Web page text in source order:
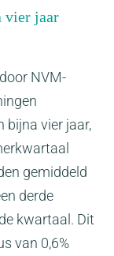
vier jaar
NVM-
bijna vier jaar,
gemiddeld
derde
kwartaal. Dit
van 0,6%